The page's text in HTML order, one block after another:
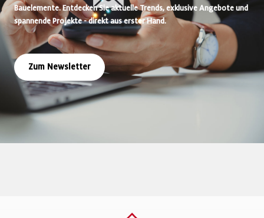
Bauelemente. Entdecken Sie aktuelle Trends, exklusive Angebote und
spannende Projekte - direkt aus erster Hand.
Zum Newsletter